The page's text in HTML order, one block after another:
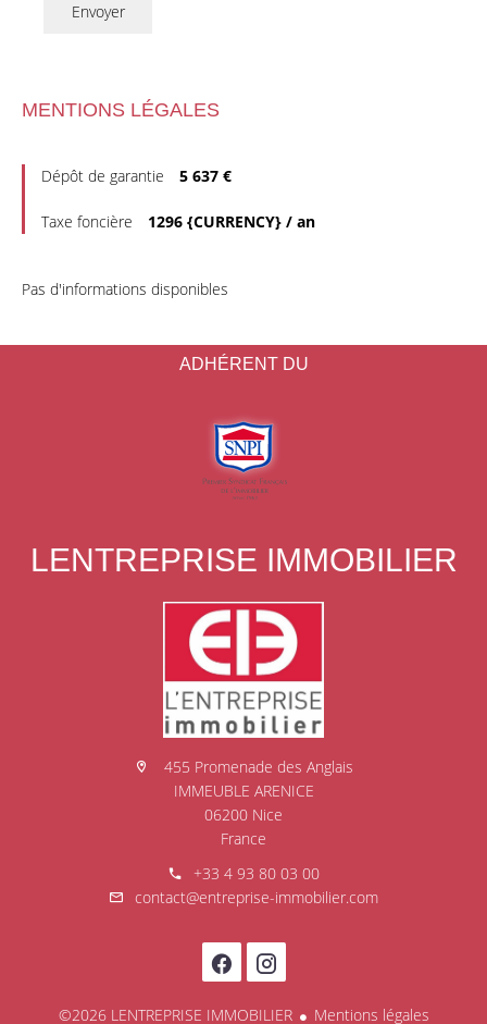
Envoyer
MENTIONS LÉGALES
Dépôt de garantie 5 637 €
Taxe foncière 1296 {CURRENCY} / an
Pas d'informations disponibles
ADHÉRENT DU
LENTREPRISE IMMOBILIER
455 Promenade des Anglais
IMMEUBLE ARENICE
06200 Nice
France
+33 4 93 80 03 00
contact@entreprise-immobilier.com
©2026 LENTREPRISE IMMOBILIER Mentions légales